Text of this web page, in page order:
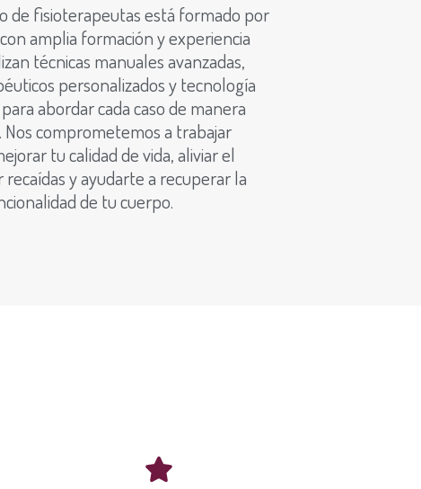
de fisioterapeutas está formado por
amplia formación y experiencia
técnicas manuales avanzadas,
personalizados y tecnología
abordar cada caso de manera
Nos comprometemos a trabajar
tu calidad de vida, aliviar el
y ayudarte a recuperar la
de tu cuerpo.